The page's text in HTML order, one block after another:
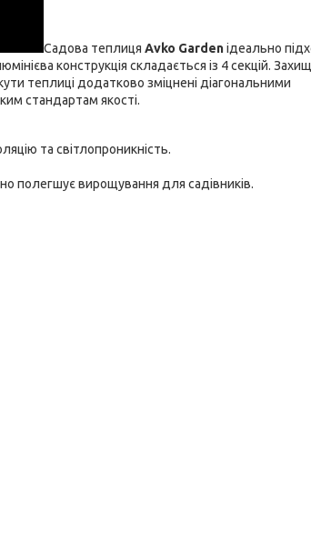
Садова теплиця Avko Gardenідеально
конструкція складається із 4 секцій.
теплиці додатково зміцнені діагональними
стандартам якості.
та світлопроникність.
полегшує вирощування для садівників.